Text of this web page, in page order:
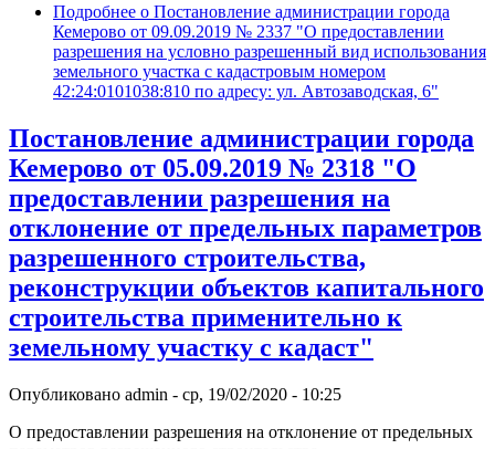
Подробнее о Постановление администрации города
Кемерово от 09.09.2019 № 2337 "О предоставлении
разрешения на условно разрешенный вид использования
земельного участка с кадастровым номером
42:24:0101038:810 по адресу: ул. Автозаводская, 6"
Постановление администрации города
Кемерово от 05.09.2019 № 2318 "О
предоставлении разрешения на
отклонение от предельных параметров
разрешенного строительства,
реконструкции объектов капитального
строительства применительно к
земельному участку с кадаст"
Опубликовано admin - ср, 19/02/2020 - 10:25
О предоставлении разрешения на отклонение от предельных